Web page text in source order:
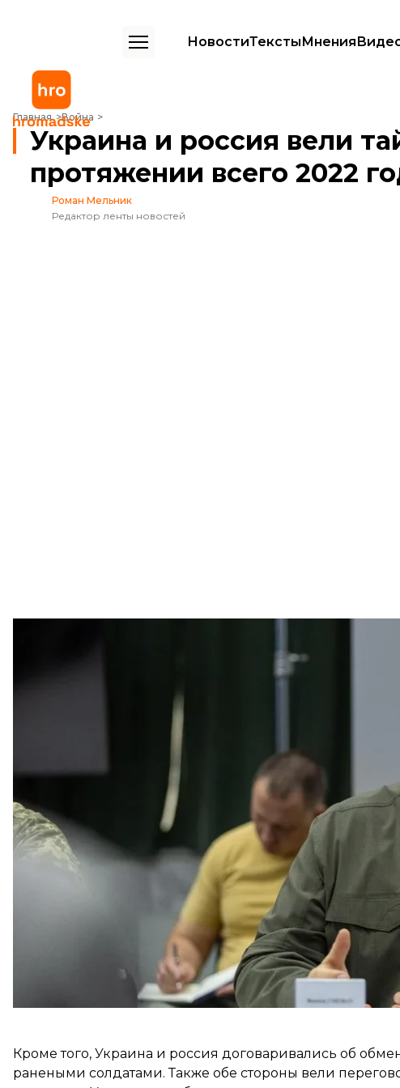
НовостиТекстыМнения
Главная Война
Украина и россия вели тайные переговоры на протяжении всего 2022
Украина и россия вели
протяжении всего 2022
Роман Мельник
Редактор ленты новостей
В 2022 году Украина и россия проводили тайные
Об этом Washington Post
министр обороны
Издание напоминает, что в начале полномасштабного
российским олигархом Романом Абрамовичем в
Сам Умеров рассказал, что результатом переговоров с
для украинских граждан с временно оккупированных
смогли выехать 400 тысяч человек.
Кроме того, Украина и россия договаривались об
ранеными солдатами. Также обе стороны вели